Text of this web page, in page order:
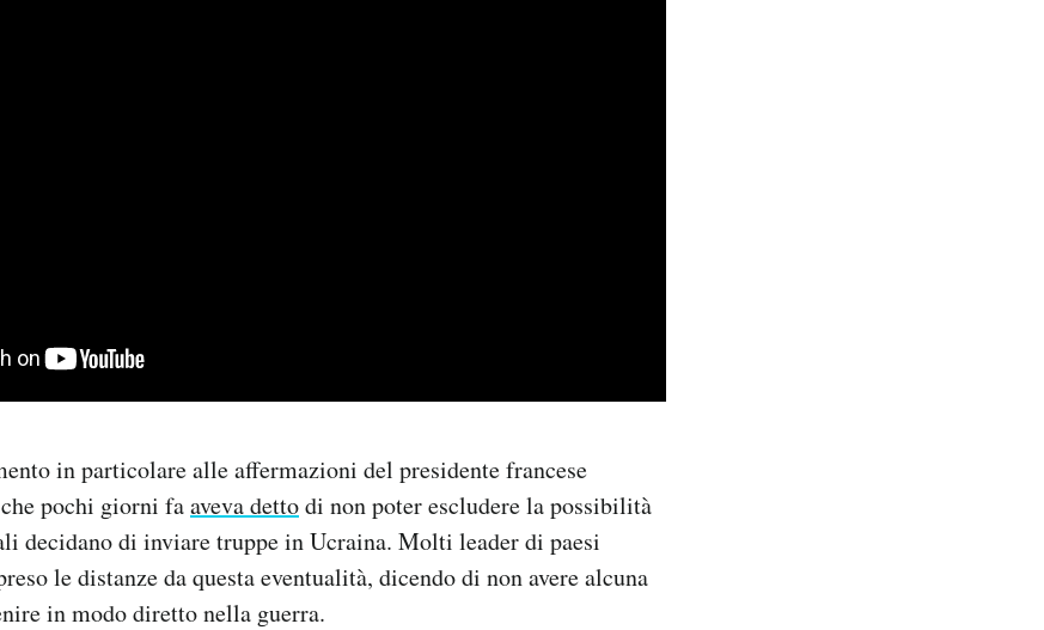
in particolare alle affermazioni del presidente francese
pochi giorni faaveva dettodi non poter escludere la possibilità
decidano di inviare truppe in Ucraina. Molti leader di paesi
le distanze da questa eventualità, dicendo di non avere alcuna
in modo diretto nella guerra.